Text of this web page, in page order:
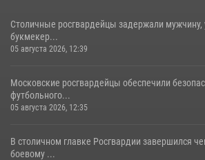
Столичные росгвардейцы задержали
букмекер...
05 августа 2026, 12:39
Московские росгвардейцы обеспечили
футбольного...
05 августа 2026, 12:35
В столичном главке Росгвардии завершился
боевому ...